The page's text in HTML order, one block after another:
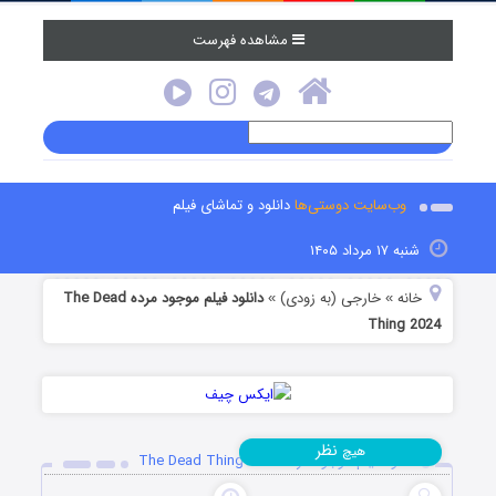
مشاهده فهرست
وب‌سایت دوستی‌هادانلود و تماشای فیلم
شنبه ۱۷ مرداد ۱۴۰۵
خانه »خارجی (به زودی) »
دانلود فیلم موجود مرده The Dead
Thing 2024
دانلود فیلم موجود مرده The Dead Thing 2024
هیچ نظر